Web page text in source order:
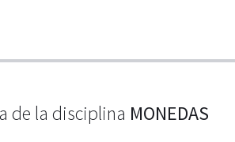
de la disciplina MONEDAS